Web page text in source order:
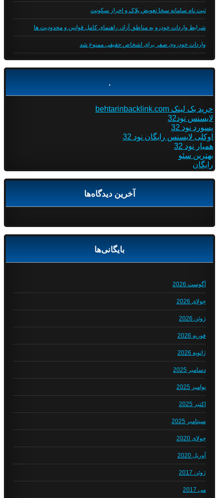
ثبت نام سامانه سخا تعویض پلاک و احراز سکونت
شرایط واردات خودرو به مناطق آزاد، راهنمای کامل قوانین و محدودیت ها
واردات خودروی صفر برای اشخاص حقیقی ممنوع شد
.
خرید بک لینک behtarinbacklink.com
لایسنس نود32
پسورد نود 32
اوکلی لایسنس رایگان نود 32
همیار نود 32
بهترین سئو
رایگان
آخرین دیدگاه‌ها
بایگانی‌ها
آگوست 2026
جولای 2026
ژوئن 2026
فوریه 2026
ژانویه 2026
دسامبر 2025
نوامبر 2025
اکتبر 2025
سپتامبر 2025
جولای 2020
آوریل 2020
ژوئن 2017
می 2017